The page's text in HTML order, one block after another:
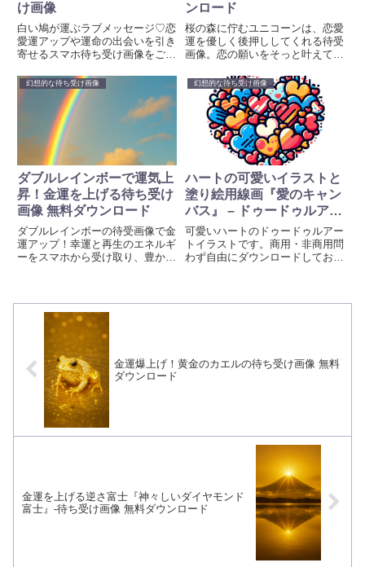
け画像
白い鳩が運ぶラブメッセージ♡恋
愛運アップや運命の出会いを引き
寄せるスマホ待ち受け画像をご紹
ンロード
桜の森に佇むユニコーンは、恋愛
運を優しく後押ししてくれる待受
画像。恋の願いをそっと叶えてく
幻想的な待ち受け画像
ダブルレインボーで運気上
昇！金運を上げる待ち受け
画像 無料ダウンロード
ダブルレインボーの待受画像で金
運アップ！幸運と再生のエネルギ
ーをスマホから受け取り、豊かさ
幻想的な待ち受け画像
ハートの可愛いイラストと
塗り絵用線画『愛のキャン
バス』 – ドゥードゥルアー
ト【無料画像素材 – 商用利
用可】
可愛いハートのドゥードゥルアー
トイラストです。商用・非商用問
わず自由にダウンロードしてお使
います。
金運爆上げ！黄金のカエルの待ち受け画像 無料
ダウンロード
金運を上げる逆さ富士『神々しいダイヤモンド
富士』-待ち受け画像 無料ダウンロード